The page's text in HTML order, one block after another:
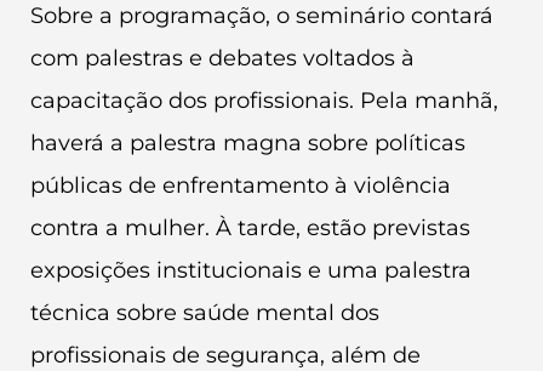
Sobre a programação, o seminário contará
com palestras e debates voltados à
capacitação dos profissionais. Pela manhã,
haverá a palestra magna sobre políticas
públicas de enfrentamento à violência
contra a mulher. À tarde, estão previstas
exposições institucionais e uma palestra
técnica sobre saúde mental dos
profissionais de segurança, além de